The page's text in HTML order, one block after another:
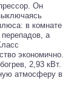
Он
в комнате
перепадов, а
экономично.
2,93 кВт.
атмосферу в